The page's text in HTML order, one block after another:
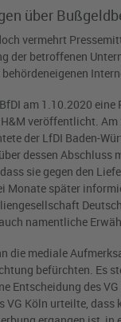
über
vermehrt
der betroffenen
am 1.10.2020
veröffentlicht.
der LfDI Baden-
dessen Abschluss
sie gegen den
Monate später
namentliche
die mediale
befürchten. Es
Entscheidung des
VG Köln urteilte, dass